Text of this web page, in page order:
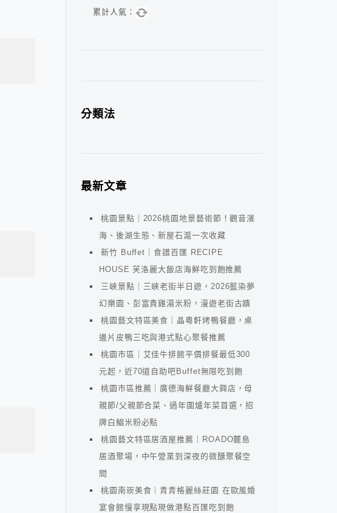
累計人氣：
分類法
最新文章
桃園景點｜2026桃園地景藝術節！觀音濱
海、後湖生態、新屋石滬一次收藏
新竹 Buffet｜食譜百匯 RECIPE
HOUSE 芙洛麗大飯店海鮮吃到飽推薦
三峽景點｜三峽老街半日遊，2026藍染夢
幻樂園、彭富貴雞湯米粉，漫遊老街古蹟
桃園藝文特區美食｜晶粵軒烤鴨餐廳，桌
邊片皮鴨三吃與港式點心聚餐推薦
桃園市區｜艾佳牛排館平價排餐最低300
元起，近70道自助吧Buffet無限吃到飽
桃園市區推薦｜廣德海鮮餐廳大興店，母
親節/父親節合菜、過年圍爐年菜首選，招
牌白鯧米粉必點
桃園藝文特區居酒屋推薦｜ROADO麓島
居酒聚場，中午營業到深夜的微醺聚餐空
間
桃園南崁美食｜青青格麗絲莊園 在歐風婚
宴會館慢享現點現做港點百匯吃到飽